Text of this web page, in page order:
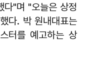
다"며 "오늘은 상정
다. 박 원내대표는
터를 예고하는 상